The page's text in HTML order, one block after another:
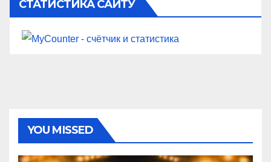
СТАТИСТИКА САЙТУ
YOU MISSED